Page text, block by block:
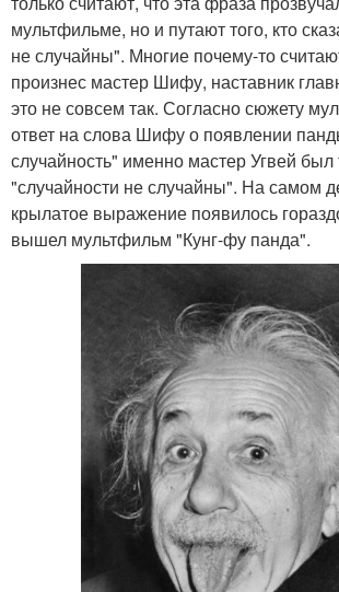
мультфильме, но и путают того, кто
не случайны". Многие почему-то
произнес мастер Шифу, наставник
это не совсем так. Согласно сюжету
ответ на слова Шифу о появлении
случайность" именно мастер Угвей был
"случайности не случайны". На самом
крылатое выражение появилось
вышел мультфильм "Кунг-фу панда".